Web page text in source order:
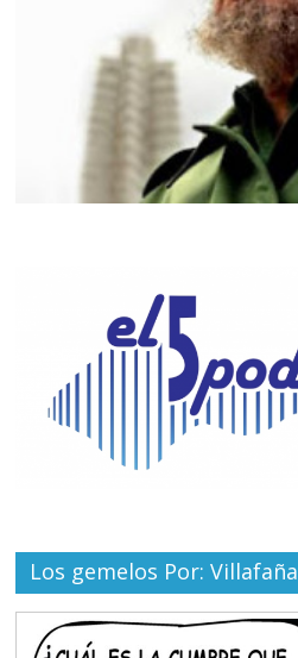
Los gemelos Por: Villafaña